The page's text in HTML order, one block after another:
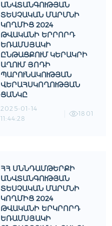
ԱՆՎՏԱՆԳՈՒԹՅԱՆ
ՏԵՍՉԱԿԱՆ ՄԱՐՄՆԻ
ԿՈՂՄԻՑ 2024
ԹՎԱԿԱՆԻ ԵՐՐՈՐԴ
ԵՌԱՄՍՅԱԿԻ
ԸՆԹԱՑՔՈՒՄ ԿԵՐԱԿՐԻ
ԱՂՈՒՄ ՅՈԴԻ
ՊԱՐՈՒՆԱԿՈՒԹՅԱՆ
ՎԵՐԱՀՍԿՈՂՈՒԹՅԱՆ
ՑԱՆԿԸ
2025-01-14
11:44:28
1801
ՀՀ ՍՆՆԴԱՄԹԵՐՔԻ
ԱՆՎՏԱՆԳՈՒԹՅԱՆ
ՏԵՍՉԱԿԱՆ ՄԱՐՄՆԻ
ԿՈՂՄԻՑ 2024
ԹՎԱԿԱՆԻ ԵՐԿՐՈՐԴ
ԵՌԱՄՍՅԱԿԻ